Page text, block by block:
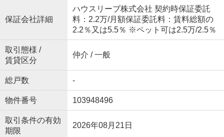
保証会社詳細
ハウスリーブ株式会社 契約時保証委託
料：2.2万/月額保証委託料：賃料総額の
2.2％又は5.5％ ※ペット可は2.5万/2.5％
取引態様 /
賃貸区分
仲介 / 一般
総戸数 -
物件番号 103948496
取引条件の有効
期限
2026年08月21日